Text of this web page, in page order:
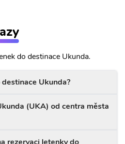
do destinace Ukunda.
Ukunda?
(UKA) od centra města